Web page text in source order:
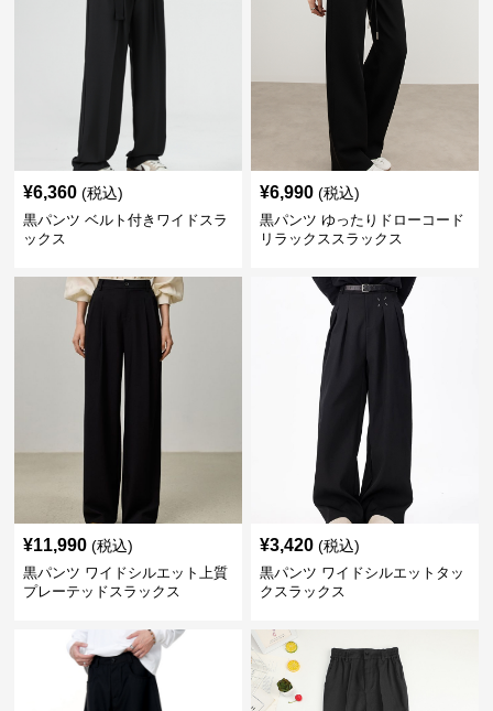
¥6,360 (税込)
黒パンツ ベルト付きワイドスラ
ックス
¥6,990 (税込)
黒パンツ ゆったりドローコード
リラックススラックス
¥11,990 (税込)
黒パンツ ワイドシルエット上質
プレーテッドスラックス
¥3,420 (税込)
黒パンツ ワイドシルエットタッ
クスラックス